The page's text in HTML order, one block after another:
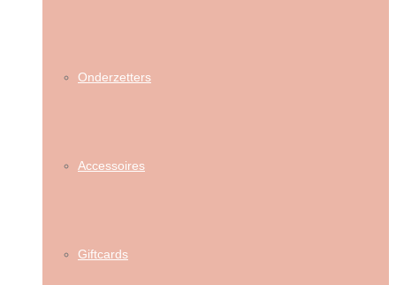
Onderzetters
Accessoires
Giftcards